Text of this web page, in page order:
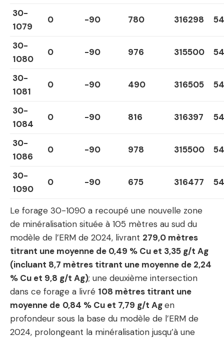
30-
1079
0 -90 780 316298
30-
1080
0 -90 976 315500
30-
1081
0 -90 490 316505
30-
1084
0 -90 816 316397
30-
1086
0 -90 978 315500
30-
1090
0 -90 675 316477
Le forage 30-1090 a recoupé une nouvelle zone
de minéralisation située à 105 mètres au sud du
modèle de l’ERM de 2024, livrant 279,0 mètres
titrant une moyenne de 0,49 % Cu et 3,35 g/t Ag
(incluant 8,7 mètres titrant une moyenne de 2,24
% Cu et 9,8 g/t Ag); une deuxième intersection
dans ce forage a livré 108 mètres titrant une
moyenne de 0,84 % Cu et 7,79 g/t Agen
profondeur sous la base du modèle de l’ERM de
2024, prolongeant la minéralisation jusqu’à une